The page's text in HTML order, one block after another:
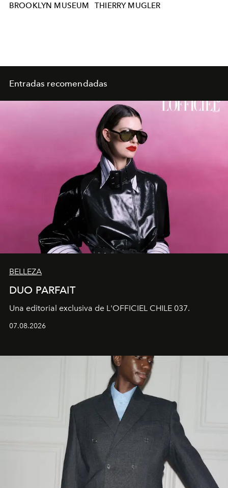
BROOKLYN MUSEUM THIERRY MUGLER
Entradas recomendadas
BELLEZA
DUO PARFAIT
Una editorial exclusiva de L'OFFICIEL CHILE 037.
07.08.2026